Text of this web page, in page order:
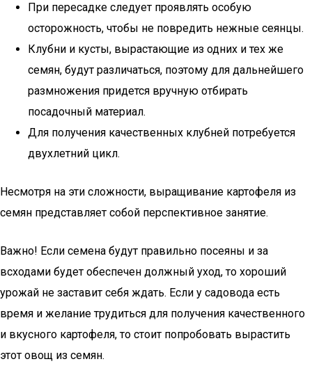
При пересадке следует проявлять особую
осторожность, чтобы не повредить нежные сеянцы.
Клубни и кусты, вырастающие из одних и тех же
семян, будут различаться, поэтому для дальнейшего
размножения придется вручную отбирать
посадочный материал.
Для получения качественных клубней потребуется
двухлетний цикл.
Несмотря на эти сложности, выращивание картофеля из
семян представляет собой перспективное занятие.
Важно! Если семена будут правильно посеяны и за
всходами будет обеспечен должный уход, то хороший
урожай не заставит себя ждать. Если у садовода есть
время и желание трудиться для получения качественного
и вкусного картофеля, то стоит попробовать вырастить
этот овощ из семян.